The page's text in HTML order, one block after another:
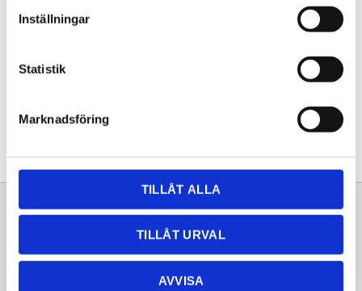
Inställningar
Statistik
Marknadsföring
TILLÅT ALLA
TILLÅT URVAL
AVVISA
Lagervara
Artikelnr
20251099
Sortiment Information
Frågor & svar